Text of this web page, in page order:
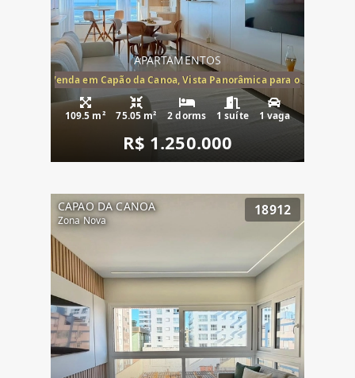
APARTAMENTOS
Mar à Venda em Capão da Canoa, Vista Panorâmica para o Mar, 2
109.5 m² 75.05 m² 2 dorms 1 suíte 1 vaga
R$ 1.250.000
CAPAO DA CANOA
Zona Nova
18912